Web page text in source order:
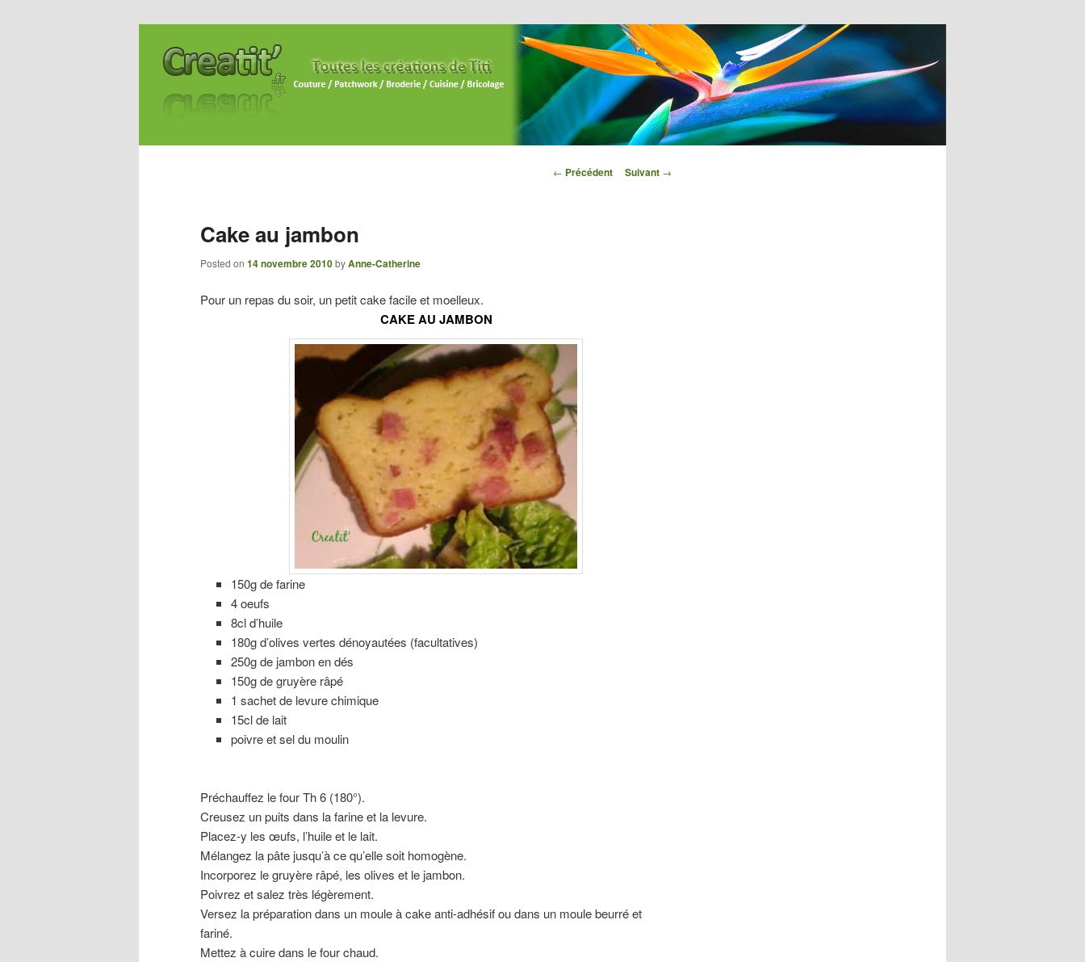
Navigation des
← Précédent Suivant →
Cake au jambon
Posted on 14 novembre 2010byAnne-Catherine
Pour un repas du soir, un petit cake facile et moelleux.
CAKE AU JAMBON
150g de farine
4 oeufs
8cl d’huile
180g d’olives vertes dénoyautées (facultatives)
250g de jambon en dés
150g de gruyère râpé
1 sachet de levure chimique
15cl de lait
poivre et sel du moulin
Préchauffez le four Th 6 (180°).
Creusez un puits dans la farine et la levure.
Placez-y les œufs, l’huile et le lait.
Mélangez la pâte jusqu’à ce qu’elle soit homogène.
Incorporez le gruyère râpé, les olives et le jambon.
Poivrez et salez très légèrement.
Versez la préparation dans un moule à cake anti-adhésif ou dans un moule beurré et
fariné.
Mettez à cuire dans le four chaud.